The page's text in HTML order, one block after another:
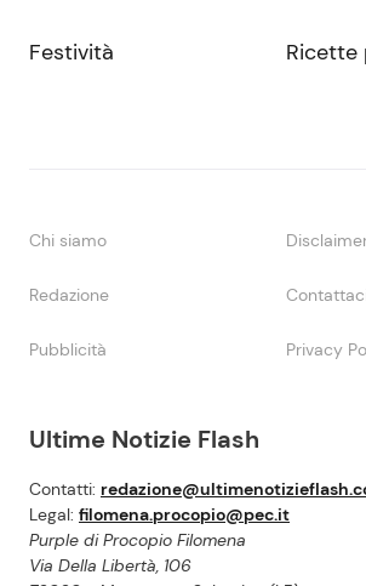
Ultime Notizie Flash
Contatti:
Legal: filomena.procopio@pec.it
Purple di Procopio Filomena
Via Della Libertà, 106
Festività Ricette
Chi siamo
Redazione
Pubblicità Privacy